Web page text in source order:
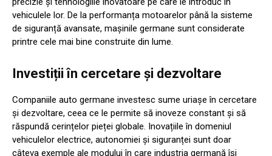
vehiculele lor. De la performanța motoarelor până la sisteme
de siguranță avansate, mașinile germane sunt considerate
printre cele mai bine construite din lume.
Investiții în cercetare și dezvoltare
Companiile auto germane investesc sume uriașe în cercetare
și dezvoltare, ceea ce le permite să inoveze constant și să
răspundă cerințelor pieței globale. Inovațiile în domeniul
vehiculelor electrice, autonomiei și siguranței sunt doar
câteva exemple ale modului în care industria germană își